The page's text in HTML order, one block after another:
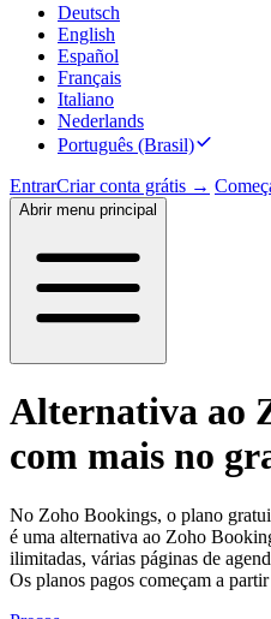
Deutsch
English
Español
Français
Italiano
Nederlands
Português (Brasil)
EntrarCriar conta grátis →
Abrir menu principal
Alternativa ao
com mais no
No Zoho Bookings, o plano
é uma alternativa ao Zoho
ilimitadas, várias páginas de
Os planos pagos começam a